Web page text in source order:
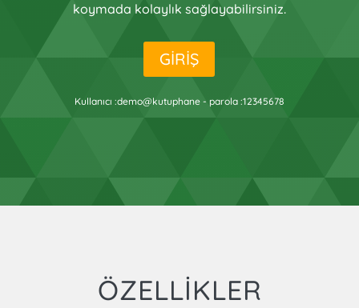
koymada kolaylık sağlayabilirsiniz.
GİRİŞ
Kullanıcı :demo@kutuphane - parola :12345678
ÖZELLİKLER